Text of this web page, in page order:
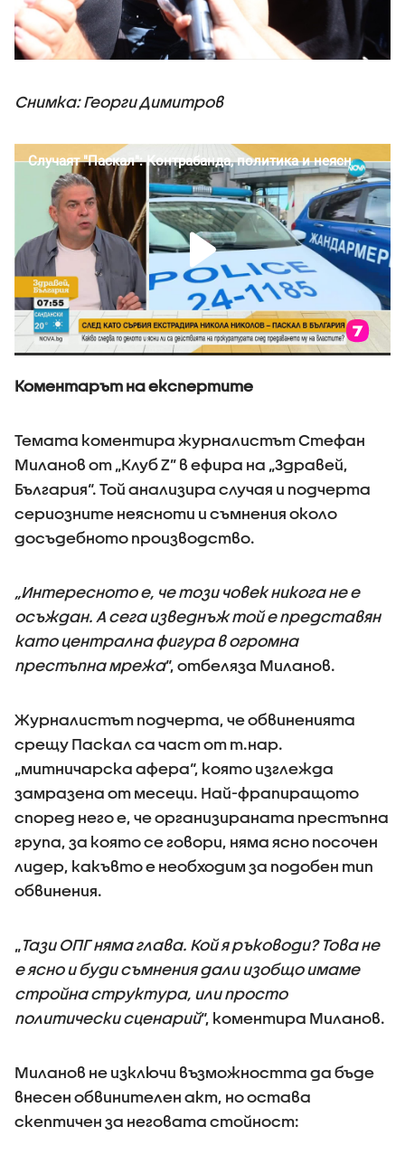
Снимка: Георги Димитров
Коментарът на експертите
Темата коментира журналистът Стефан
Миланов от „Клуб Z” в ефира на „Здравей,
България“. Той анализира случая и подчерта
сериозните неясноти и съмнения около
досъдебното производство.
„Интересното е, че този човек никога не е
осъждан. А сега изведнъж той е представян
като централна фигура в огромна
престъпна мрежа“, отбеляза Миланов.
Журналистът подчерта, че обвиненията
срещу Паскал са част от т.нар.
„митничарска афера“, която изглежда
замразена от месеци. Най-фрапиращото
според него е, че организираната престъпна
група, за която се говори, няма ясно посочен
лидер, какъвто е необходим за подобен тип
обвинения.
Тази ОПГ няма глава. Кой я ръководи? Това не
е ясно и буди съмнения дали изобщо имаме
стройна структура, или просто
политически сценарий“, коментира Миланов.
Миланов не изключи възможността да бъде
внесен обвинителен акт, но остава
скептичен за неговата стойност: